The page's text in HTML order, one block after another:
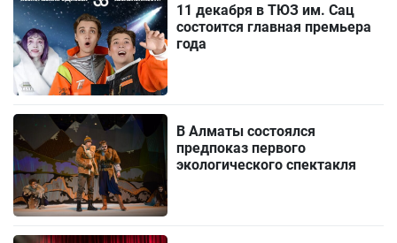
11 декабря в ТЮЗ им. Сац
состоится главная премьера
года
В Алматы состоялся
предпоказ первого
экологического спектакля